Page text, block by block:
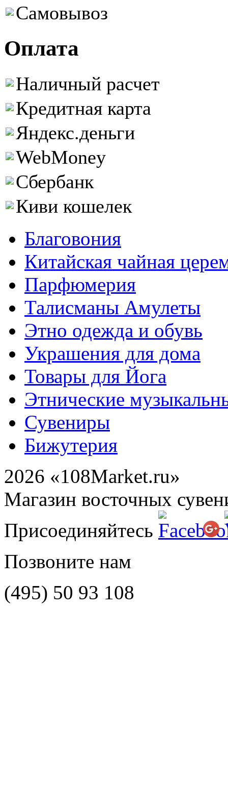
Самовывоз
Оплата
Наличный расчет
Кредитная карта
Яндекс.деньги
WebMoney
Сбербанк
Киви кошелек
Благовония
Китайская чайная
Парфюмерия
Талисманы Амулеты
Этно одежда и обувь
Украшения для дома
Товары для Йога
Этнические
Сувениры
Бижутерия
2026 «108Market.ru»
Магазин восточных
Присоединяйтесь
Позвоните нам
(495) 50 93 108